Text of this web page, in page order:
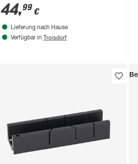
44,99€
Lieferung nach Hause
Verfügbar in Troisdorf